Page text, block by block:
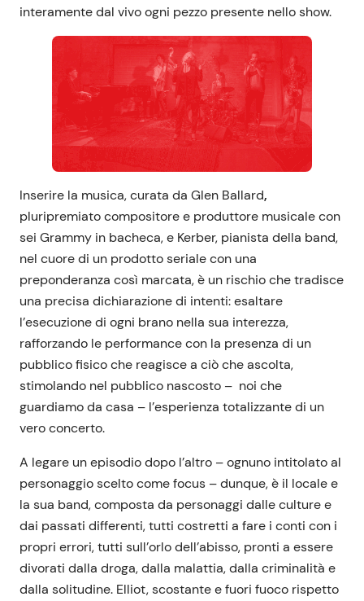
interamente dal vivo ogni pezzo presente nello show.
Inserire la musica, curata da Glen Ballard,
pluripremiato compositore e produttore musicale con
sei Grammy in bacheca, e Kerber, pianista della band,
nel cuore di un prodotto seriale con una
preponderanza così marcata, è un rischio che tradisce
una precisa dichiarazione di intenti: esaltare
l’esecuzione di ogni brano nella sua interezza,
rafforzando le performance con la presenza di un
pubblico fisico che reagisce a ciò che ascolta,
stimolando nel pubblico nascosto – noi che
guardiamo da casa – l’esperienza totalizzante di un
vero concerto.
A legare un episodio dopo l’altro – ognuno intitolato al
personaggio scelto come focus – dunque, è il locale e
la sua band, composta da personaggi dalle culture e
dai passati differenti, tutti costretti a fare i conti con i
propri errori, tutti sull’orlo dell’abisso, pronti a essere
divorati dalla droga, dalla malattia, dalla criminalità e
dalla solitudine. Elliot, scostante e fuori fuoco rispetto